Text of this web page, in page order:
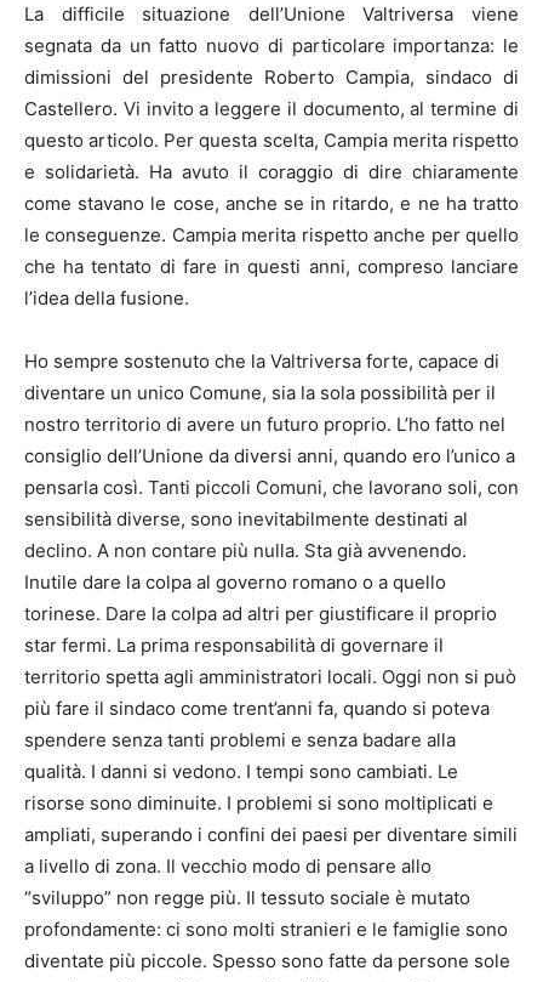
La difficile situazione dell’Unione Valtriversa viene
segnata da un fatto nuovo di particolare importanza: le
dimissioni del presidente Roberto Campia, sindaco di
Castellero. Vi invito a leggere il documento, al termine di
questo articolo. Per questa scelta, Campia merita rispetto
e solidarietà. Ha avuto il coraggio di dire chiaramente
come stavano le cose, anche se in ritardo, e ne ha tratto
le conseguenze. Campia merita rispetto anche per quello
che ha tentato di fare in questi anni, compreso lanciare
l’idea della fusione.
Ho sempre sostenuto che la Valtriversa forte, capace di
diventare un unico Comune, sia la sola possibilità per il
nostro territorio di avere un futuro proprio. L’ho fatto nel
consiglio dell’Unione da diversi anni, quando ero l’unico a
pensarla così. Tanti piccoli Comuni, che lavorano soli, con
sensibilità diverse, sono inevitabilmente destinati al
declino. A non contare più nulla. Sta già avvenendo.
Inutile dare la colpa al governo romano o a quello
torinese. Dare la colpa ad altri per giustificare il proprio
star fermi. La prima responsabilità di governare il
territorio spetta agli amministratori locali. Oggi non si può
più fare il sindaco come trent’anni fa, quando si poteva
spendere senza tanti problemi e senza badare alla
qualità. I danni si vedono. I tempi sono cambiati. Le
risorse sono diminuite. I problemi si sono moltiplicati e
ampliati, superando i confini dei paesi per diventare simili
a livello di zona. Il vecchio modo di pensare allo
“sviluppo” non regge più. Il tessuto sociale è mutato
profondamente: ci sono molti stranieri e le famiglie sono
diventate più piccole. Spesso sono fatte da persone sole